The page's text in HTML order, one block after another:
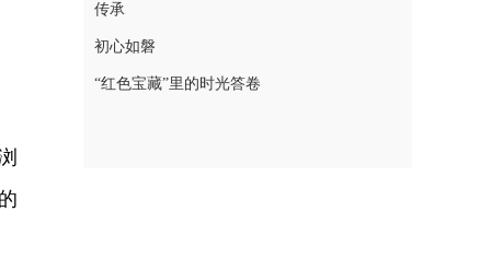
传承
初心如磐
“红色宝藏”里的时光答卷